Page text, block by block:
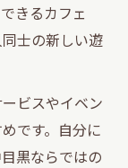
きるカフェ
士の新しい遊
ビスやイベン
です。自分に
黒ならではの